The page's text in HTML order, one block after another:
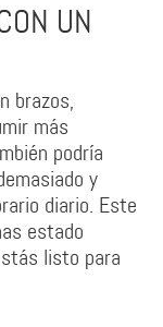
UN
brazos,
más
podría
y
diario. Este
estado
listo para